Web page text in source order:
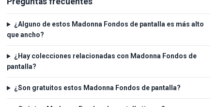
¿Alguno de estos Madonna Fondos de pantalla es más alto
que ancho?
¿Hay colecciones relacionadas con Madonna Fondos de
pantalla?
¿Son gratuitos estos Madonna Fondos de pantalla?